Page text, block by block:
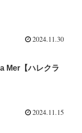
2024.11.30
Mer【ハレクラ
2024.11.15